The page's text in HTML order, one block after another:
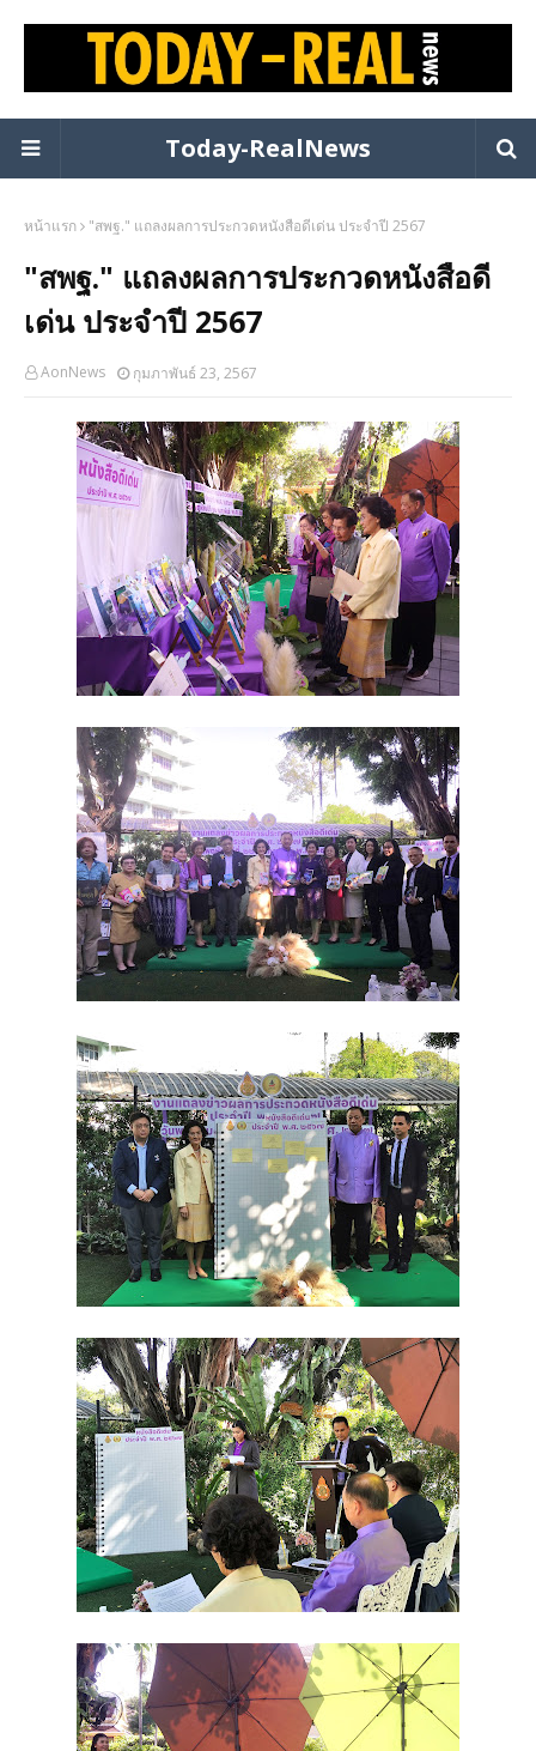
Today-RealNews
หน้าแรก "สพฐ." แถลงผลการประกวดหนังสือดีเด่น ประจำปี 2567
"สพฐ." แถลงผลการประกวดหนังสือดี
เด่น ประจำปี 2567
AonNews กุมภาพันธ์ 23, 2567